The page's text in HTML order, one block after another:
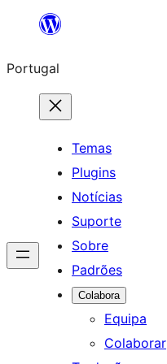
Saltar
o
conteúdo
Portugal
Temas
Plugins
Notícias
Suporte
Sobre
Padrões
Colabora
Equipa
Colaborar